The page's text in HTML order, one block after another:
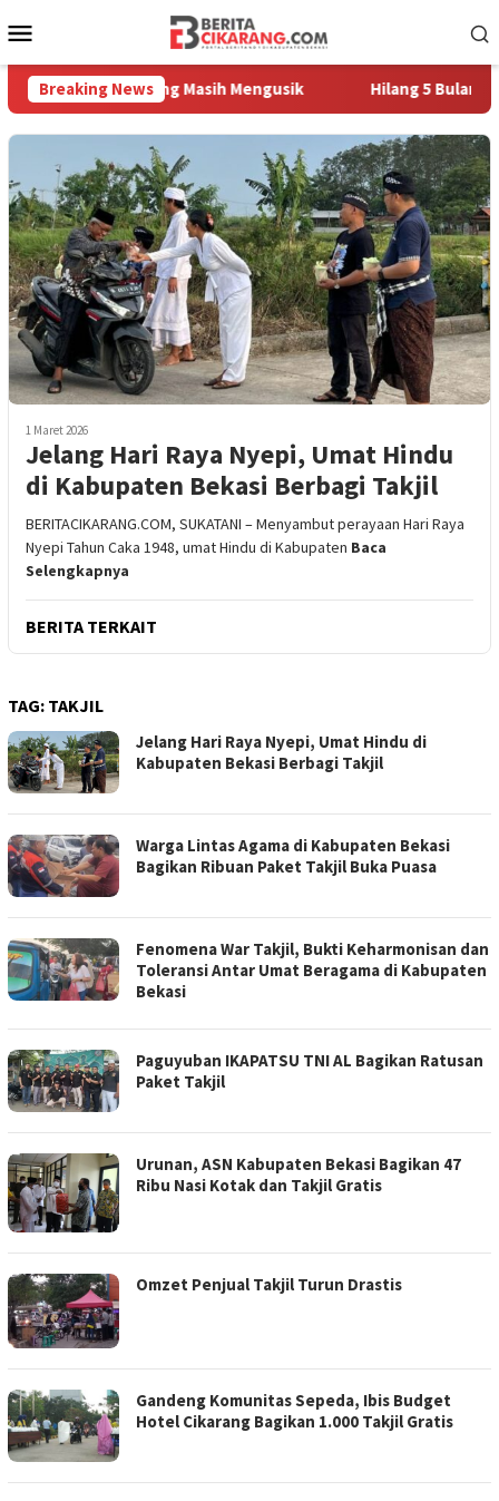
ke
Mobile
Breaking News
Pedagang Masih Mengusik Hilang 5 Bulan, Ustadz
1 Maret 2026
Jelang Hari Raya Nyepi, Umat Hindu
di Kabupaten Bekasi Berbagi Takjil
BERITACIKARANG.COM, SUKATANI – Menyambut perayaan Hari Raya
Nyepi Tahun Caka 1948, umat Hindu di Kabupaten Baca
Selengkapnya
BERITA TERKAIT
TAG: TAKJIL
Jelang Hari Raya Nyepi, Umat Hindu di
Kabupaten Bekasi Berbagi Takjil
Warga Lintas Agama di Kabupaten Bekasi
Bagikan Ribuan Paket Takjil Buka Puasa
Fenomena War Takjil, Bukti Keharmonisan dan
Toleransi Antar Umat Beragama di Kabupaten
Bekasi
Paguyuban IKAPATSU TNI AL Bagikan Ratusan
Paket Takjil
Urunan, ASN Kabupaten Bekasi Bagikan 47
Ribu Nasi Kotak dan Takjil Gratis
Omzet Penjual Takjil Turun Drastis
Gandeng Komunitas Sepeda, Ibis Budget
Hotel Cikarang Bagikan 1.000 Takjil Gratis